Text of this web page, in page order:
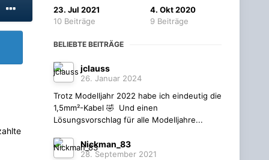
23. Jul 2021
10 Beiträge
4. Okt 2020
9 Beiträge
BELIEBTE BEITRÄGE
jclauss
26. Januar 2024
Trotz Modelljahr 2022 habe ich eindeutig die
1,5mm²-Kabel 🤣 Und einen
Lösungsvorschlag für alle Modelljahre...
Nickman_83
28. September 2021